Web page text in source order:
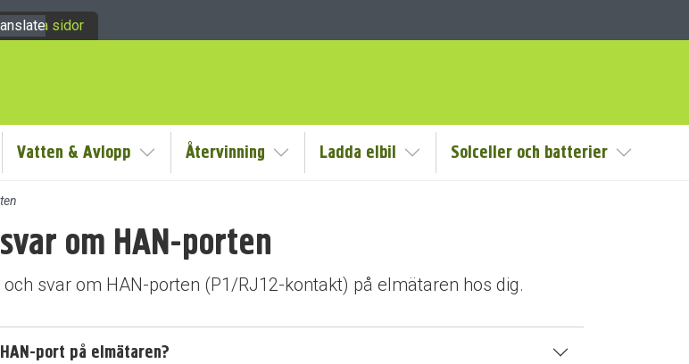
Mina sidor
Göm undermeny
Vatten & Avlopp Visa/Göm undermeny
Återvinning Visa/Göm undermeny
Ladda elbil Visa/Göm undermeny
Solceller och batterier Visa/Göm
om HAN-porten
svar om HAN-porten (P1/RJ12-kontakt) på elmätaren hos dig.
port på elmätaren?